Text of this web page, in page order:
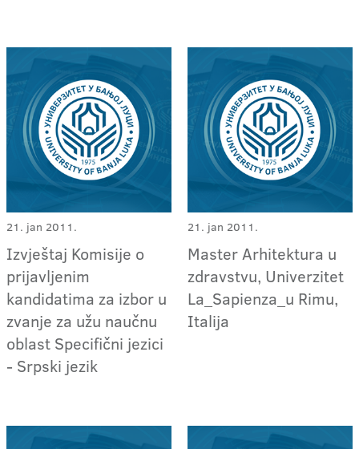
21. jan 2011.
Izvještaj Komisije o
prijavljenim
kandidatima za izbor u
zvanje za užu naučnu
oblast Specifični jezici
- Srpski jezik
21. jan 2011.
Master Arhitektura u
zdravstvu, Univerzitet
La_Sapienza_u Rimu,
Italija